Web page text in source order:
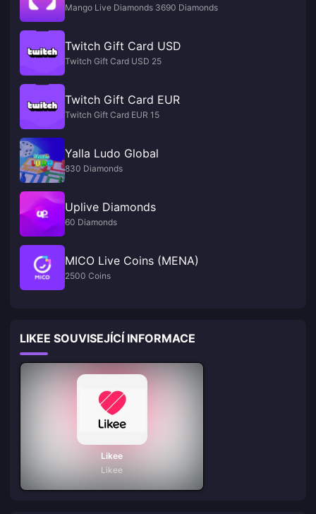
Mango Live Diamonds 3690 Diamonds
Twitch Gift Card USD
Twitch Gift Card USD 25
Twitch Gift Card EUR
Twitch Gift Card EUR 15
Yalla Ludo Global
830 Diamonds
Uplive Diamonds
60 Diamonds
MICO Live Coins (MENA)
2500 Coins
LIKEE SOUVISEJÍCÍ INFORMACE
Likee
Likee